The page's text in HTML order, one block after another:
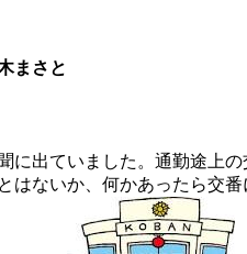
まさと
に出ていました。通勤途上
ないか、何かあったら交